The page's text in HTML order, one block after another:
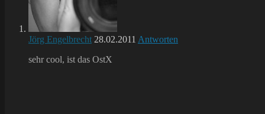
Jörg Engelbrecht 28.02.2011 Antworten
sehr cool, ist das OstX